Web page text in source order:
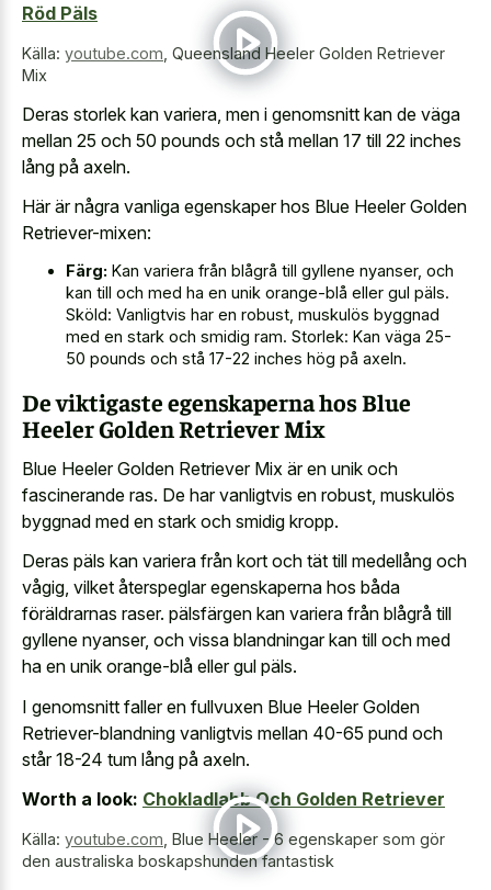
Röd Päls
Källa: youtube.com Queensland Heeler Golden Retriever
Mix
Deras storlek kan variera, men i genomsnitt kan de väga
mellan 25 och 50 pounds och stå mellan 17 till 22 inches
lång på axeln.
Här är några vanliga egenskaper hos Blue Heeler Golden
Retriever-mixen:
Färg: Kan variera från blågrå till gyllene nyanser, och
kan till och med ha en unik orange-blå eller gul päls.
Sköld: Vanligtvis har en robust, muskulös byggnad
med en stark och smidig ram. Storlek: Kan väga 25-
50 pounds och stå 17-22 inches hög på axeln.
De viktigaste egenskaperna hos Blue
Heeler Golden Retriever Mix
Blue Heeler Golden Retriever Mix är en unik och
fascinerande ras. De har vanligtvis en robust, muskulös
byggnad med en stark och smidig kropp.
Deras päls kan variera från kort och tät till medellång och
vågig, vilket återspeglar egenskaperna hos båda
föräldrarnas raser. pälsfärgen kan variera från blågrå till
gyllene nyanser, och vissa blandningar kan till och med
ha en unik orange-blå eller gul päls.
I genomsnitt faller en fullvuxen Blue Heeler Golden
Retriever-blandning vanligtvis mellan 40-65 pund och
står 18-24 tum lång på axeln.
Worth a look: Chokladlabb Och Golden Retriever
Källa: youtube.com Blue Heeler - 6 egenskaper som gör
den australiska boskapshunden fantastisk